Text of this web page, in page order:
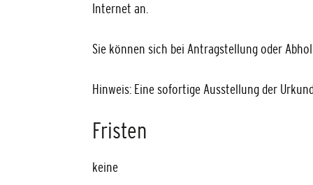
Internet an.
Sie können sich bei Antragstellung oder
Hinweis: Eine sofortige Ausstellung der
Fristen
keine